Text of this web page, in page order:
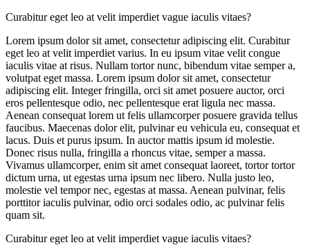
Curabitur eget leo at velit imperdiet vague iaculis vitaes?
Lorem ipsum dolor sit amet, consectetur adipiscing elit. Curabitur
eget leo at velit imperdiet varius. In eu ipsum vitae velit congue
iaculis vitae at risus. Nullam tortor nunc, bibendum vitae semper a,
volutpat eget massa. Lorem ipsum dolor sit amet, consectetur
adipiscing elit. Integer fringilla, orci sit amet posuere auctor, orci
eros pellentesque odio, nec pellentesque erat ligula nec massa.
Aenean consequat lorem ut felis ullamcorper posuere gravida tellus
faucibus. Maecenas dolor elit, pulvinar eu vehicula eu, consequat et
lacus. Duis et purus ipsum. In auctor mattis ipsum id molestie.
Donec risus nulla, fringilla a rhoncus vitae, semper a massa.
Vivamus ullamcorper, enim sit amet consequat laoreet, tortor tortor
dictum urna, ut egestas urna ipsum nec libero. Nulla justo leo,
molestie vel tempor nec, egestas at massa. Aenean pulvinar, felis
porttitor iaculis pulvinar, odio orci sodales odio, ac pulvinar felis
quam sit.
Curabitur eget leo at velit imperdiet vague iaculis vitaes?